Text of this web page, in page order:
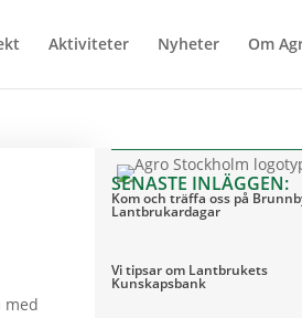
Aktiviteter Nyheter Om
med
SENASTE INLÄGGEN:
Kom och träffa oss på
Lantbrukardagar
Vi tipsar om Lantbrukets
Kunskapsbank